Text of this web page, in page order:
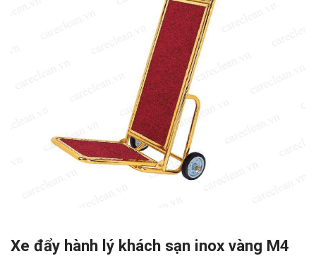
Xe đẩy hành lý khách sạn inox vàng M4